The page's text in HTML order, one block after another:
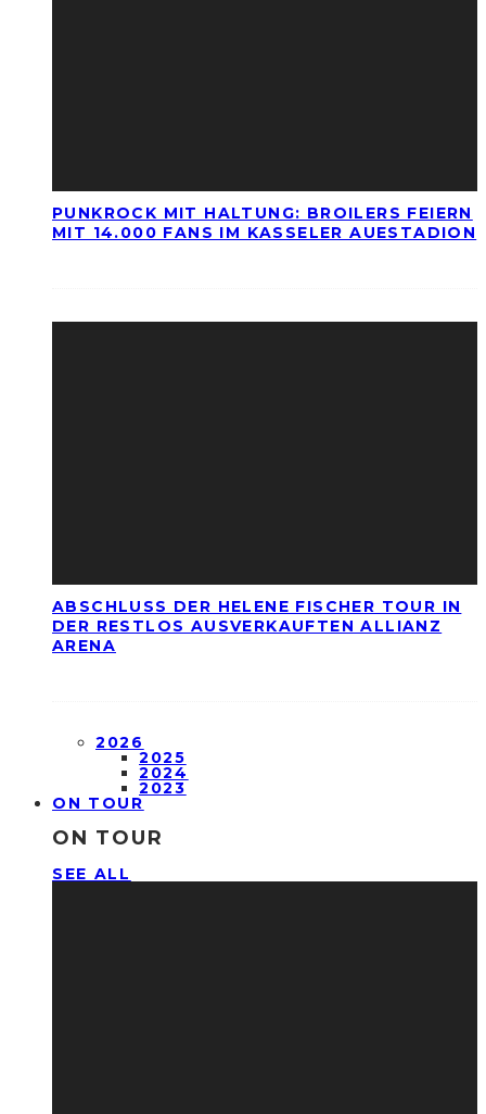
PUNKROCK MIT HALTUNG: BROILERS FEIERN
MIT 14.000 FANS IM KASSELER AUESTADION
ABSCHLUSS DER HELENE FISCHER TOUR IN
DER RESTLOS AUSVERKAUFTEN ALLIANZ
ARENA
2026
2025
2024
2023
ON TOUR
ON TOUR
SEE ALL